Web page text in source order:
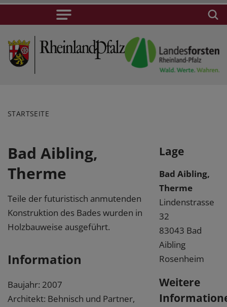
STARTSEITE
Bad Aibling,
Therme
Teile der futuristisch anmutenden
Konstruktion des Bades wurden in
Holzbauweise ausgeführt.
Information
Baujahr: 2007
Architekt: Behnisch und Partner,
Lage
Bad Aibling,
Therme
Lindenstrasse
32
83043 Bad
Aibling
Rosenheim
Weitere